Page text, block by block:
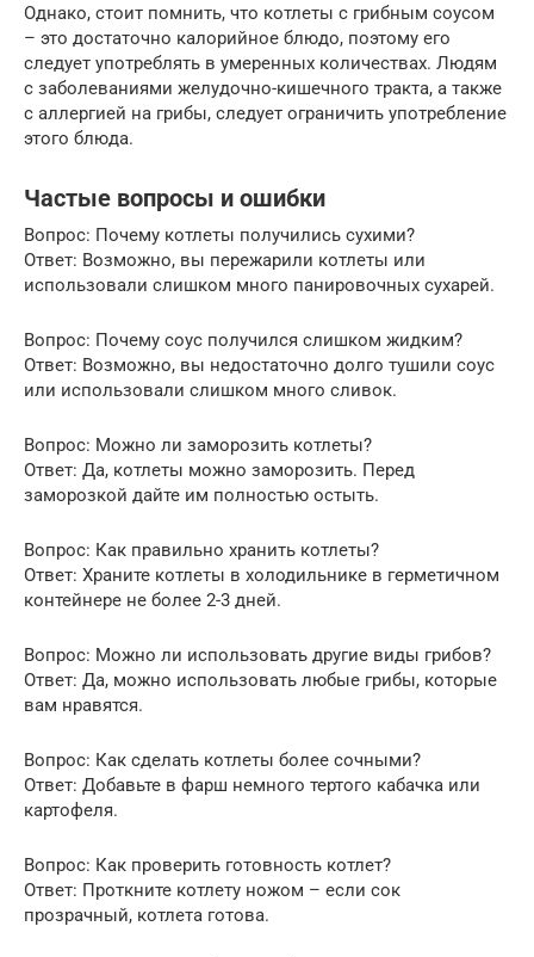
Однако, стоит помнить, что котлеты с грибным соусом
– это достаточно калорийное блюдо, поэтому его
следует употреблять в умеренных количествах. Людям
с заболеваниями желудочно-кишечного тракта, а также
с аллергией на грибы, следует ограничить употребление
этого блюда.
Частые вопросы и ошибки
Вопрос: Почему котлеты получились сухими?
Ответ: Возможно, вы пережарили котлеты или
использовали слишком много панировочных сухарей.
Вопрос: Почему соус получился слишком жидким?
Ответ: Возможно, вы недостаточно долго тушили соус
или использовали слишком много сливок.
Вопрос: Можно ли заморозить котлеты?
Ответ: Да, котлеты можно заморозить. Перед
заморозкой дайте им полностью остыть.
Вопрос: Как правильно хранить котлеты?
Ответ: Храните котлеты в холодильнике в герметичном
контейнере не более 2-3 дней.
Вопрос: Можно ли использовать другие виды грибов?
Ответ: Да, можно использовать любые грибы, которые
вам нравятся.
Вопрос: Как сделать котлеты более сочными?
Ответ: Добавьте в фарш немного тертого кабачка или
картофеля.
Вопрос: Как проверить готовность котлет?
Ответ: Проткните котлету ножом – если сок
прозрачный, котлета готова.